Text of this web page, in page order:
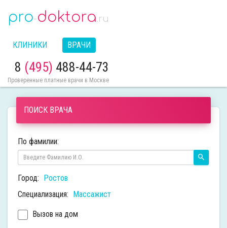
pro-doktora.ru
КЛИНИКИ ВРАЧИ
8 (495) 488-44-73
Проверенные платные врачи в Москве
ПОИСК ВРАЧА
По фамилии:
Город: Ростов
Специализация: Массажист
Вызов на дом